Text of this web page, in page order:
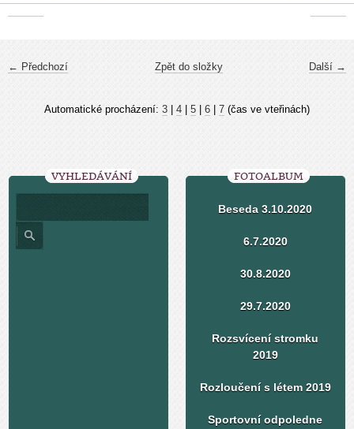
← Předchozí Další →
Zpět do složky
Automatické procházení: 3 4 5 6 7 (čas ve vteřinách)
VYHLEDÁVÁNÍ FOTOALBUM
Beseda 3.10.2020
6.7.2020
30.8.2020
29.7.2020
Rozsvícení stromku
2019
Rozloučení s létem 2019
Sportovní odpoledne